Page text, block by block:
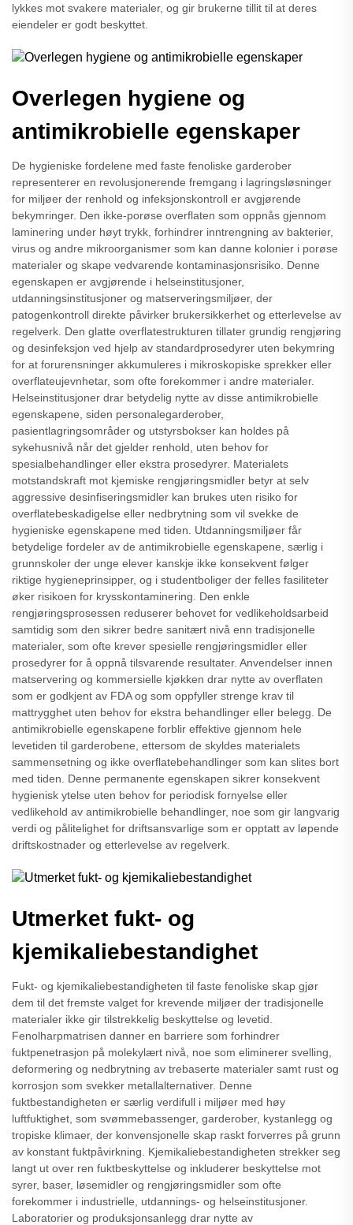
lykkes mot svakere materialer, og gir brukerne tillit til at deres
eiendeler er godt beskyttet.
Overlegen hygiene og
antimikrobielle egenskaper
De hygieniske fordelene med faste fenoliske garderober
representerer en revolusjonerende fremgang i lagringsløsninger
for miljøer der renhold og infeksjonskontroll er avgjørende
bekymringer. Den ikke-porøse overflaten som oppnås gjennom
laminering under høyt trykk, forhindrer inntrengning av bakterier,
virus og andre mikroorganismer som kan danne kolonier i porøse
materialer og skape vedvarende kontaminasjonsrisiko. Denne
egenskapen er avgjørende i helseinstitusjoner,
utdanningsinstitusjoner og matserveringsmiljøer, der
patogenkontroll direkte påvirker brukersikkerhet og etterlevelse av
regelverk. Den glatte overflatestrukturen tillater grundig rengjøring
og desinfeksjon ved hjelp av standardprosedyrer uten bekymring
for at forurensninger akkumuleres i mikroskopiske sprekker eller
overflateujevnhetar, som ofte forekommer i andre materialer.
Helseinstitusjoner drar betydelig nytte av disse antimikrobielle
egenskapene, siden personalegarderober,
pasientlagringsområder og utstyrsbokser kan holdes på
sykehusnivå når det gjelder renhold, uten behov for
spesialbehandlinger eller ekstra prosedyrer. Materialets
motstandskraft mot kjemiske rengjøringsmidler betyr at selv
aggressive desinfiseringsmidler kan brukes uten risiko for
overflatebeskadigelse eller nedbrytning som vil svekke de
hygieniske egenskapene med tiden. Utdanningsmiljøer får
betydelige fordeler av de antimikrobielle egenskapene, særlig i
grunnskoler der unge elever kanskje ikke konsekvent følger
riktige hygieneprinsipper, og i studentboliger der felles fasiliteter
øker risikoen for krysskontaminering. Den enkle
rengjøringsprosessen reduserer behovet for vedlikeholdsarbeid
samtidig som den sikrer bedre sanitært nivå enn tradisjonelle
materialer, som ofte krever spesielle rengjøringsmidler eller
prosedyrer for å oppnå tilsvarende resultater. Anvendelser innen
matservering og kommersielle kjøkken drar nytte av overflaten
som er godkjent av FDA og som oppfyller strenge krav til
mattrygghet uten behov for ekstra behandlinger eller belegg. De
antimikrobielle egenskapene forblir effektive gjennom hele
levetiden til garderobene, ettersom de skyldes materialets
sammensetning og ikke overflatebehandlinger som kan slites bort
med tiden. Denne permanente egenskapen sikrer konsekvent
hygienisk ytelse uten behov for periodisk fornyelse eller
vedlikehold av antimikrobielle behandlinger, noe som gir langvarig
verdi og pålitelighet for driftsansvarlige som er opptatt av løpende
driftskostnader og etterlevelse av regelverk.
Utmerket fukt- og
kjemikaliebestandighet
Fukt- og kjemikaliebestandigheten til faste fenoliske skap gjør
dem til det fremste valget for krevende miljøer der tradisjonelle
materialer ikke gir tilstrekkelig beskyttelse og levetid.
Fenolharpmatrisen danner en barriere som forhindrer
fuktpenetrasjon på molekylært nivå, noe som eliminerer svelling,
deformering og nedbrytning av trebaserte materialer samt rust og
korrosjon som svekker metallalternativer. Denne
fuktbestandigheten er særlig verdifull i miljøer med høy
luftfuktighet, som svømmebassenger, garderober, kystanlegg og
tropiske klimaer, der konvensjonelle skap raskt forverres på grunn
av konstant fuktpåvirkning. Kjemikaliebestandigheten strekker seg
langt ut over ren fuktbeskyttelse og inkluderer beskyttelse mot
syrer, baser, løsemidler og rengjøringsmidler som ofte
forekommer i industrielle, utdannings- og helseinstitusjoner.
Laboratorier og produksjonsanlegg drar nytte av